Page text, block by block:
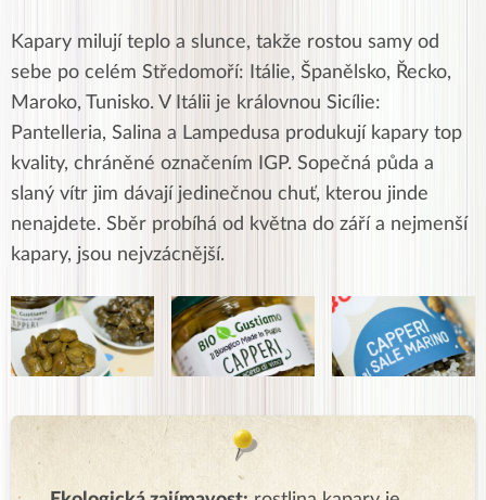
Kapary milují teplo a slunce, takže rostou samy od
sebe po celém Středomoří: Itálie, Španělsko, Řecko,
Maroko, Tunisko. V Itálii je královnou Sicílie:
Pantelleria, Salina a Lampedusa produkují kapary top
kvality, chráněné označením IGP. Sopečná půda a
slaný vítr jim dávají jedinečnou chuť, kterou jinde
nenajdete. Sběr probíhá od května do září a nejmenší
kapary, jsou nejvzácnější.